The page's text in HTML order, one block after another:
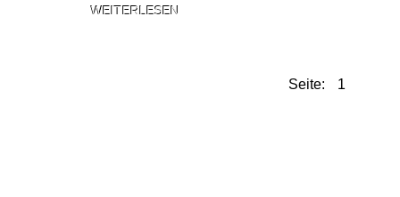
WEITERLESEN
Seite: 1